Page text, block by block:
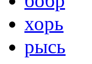
хорь
рысь